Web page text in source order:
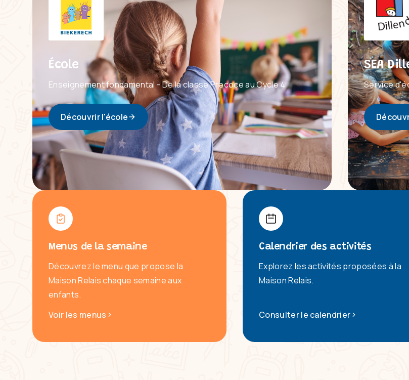
École
Enseignement fondamental - De la classe Precoce au Cycle 4
Découvrir l'école
SEA
Service
Menus de la semaine
Découvrez le menu que propose la
Maison Relais chaque semaine aux
enfants.
Voir les menus
Calendrier des activités
Explorez les activités proposées à la
Maison Relais.
Consulter le calendrier